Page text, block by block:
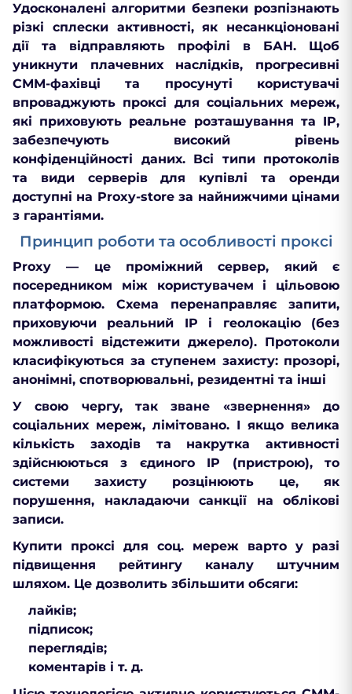
Удосконалені алгоритми безпеки розпізнають
різкі сплески активності, як несанкціоновані
дії та відправляють профілі в БАН. Щоб
уникнути плачевних наслідків, прогресивні
СММ-фахівці та просунуті користувачі
впроваджують проксі для соціальних мереж,
які приховують реальне розташування та IP,
забезпечують високий рівень
конфіденційності даних. Всі типи протоколів
та види серверів для купівлі та оренди
доступні на Proxy-store за найнижчими цінами
з гарантіями.
Принцип роботи та особливості проксі
Рroxy — це проміжний сервер, який є
посередником між користувачем і цільовою
платформою. Схема перенаправляє запити,
приховуючи реальний IP і геолокацію (без
можливості відстежити джерело). Протоколи
класифікуються за ступенем захисту: прозорі,
анонімні, спотворювальні, резидентні та інші
У свою чергу, так зване «звернення» до
соціальних мереж, лімітовано. І якщо велика
кількість заходів та накрутка активності
здійснюються з єдиного IP (пристрою), то
системи захисту розцінюють це, як
порушення, накладаючи санкції на облікові
записи.
Купити проксі для соц. мереж варто у разі
підвищення рейтингу каналу штучним
шляхом. Це дозволить збільшити обсяги:
лайків;
підписок;
переглядів;
коментарів і т. д.